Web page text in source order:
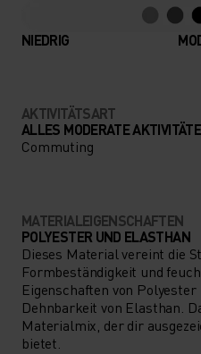
NIEDRIG
AKTIVITÄTSART
ALLES MODERATE
Commuting
MATERIALEIGENSCHAFTEN
POLYESTER UND ELASTHAN
Dieses Material vereint die
Formbeständigkeit und
Eigenschaften von
Dehnbarkeit von Elasthan.
Materialmix, der dir
bietet.